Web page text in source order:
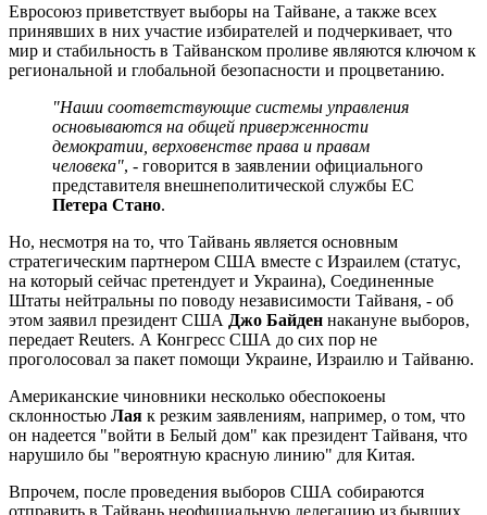
Евросоюз приветствует выборы на Тайване, а также всех
принявших в них участие избирателей и подчеркивает, что
мир и стабильность в Тайванском проливе являются ключом к
региональной и глобальной безопасности и процветанию.
"Наши соответствующие системы управления
основываются на общей приверженности
демократии, верховенстве права и правам
человека", - говорится в заявлении официального
представителя внешнеполитической службы ЕС
Петера Стано.
Но, несмотря на то, что Тайвань является основным
стратегическим партнером США вместе с Израилем (статус,
на который сейчас претендует и Украина), Соединенные
Штаты нейтральны по поводу независимости Тайваня, - об
этом заявил президент США Джо Байден накануне выборов,
передает Reuters. А Конгресс США до сих пор не
проголосовал за пакет помощи Украине, Израилю и Тайваню.
Американские чиновники несколько обеспокоены
склонностью Лая к резким заявлениям, например, о том, что
он надеется "войти в Белый дом" как президент Тайваня, что
нарушило бы "вероятную красную линию" для Китая.
Впрочем, после проведения выборов США собираются